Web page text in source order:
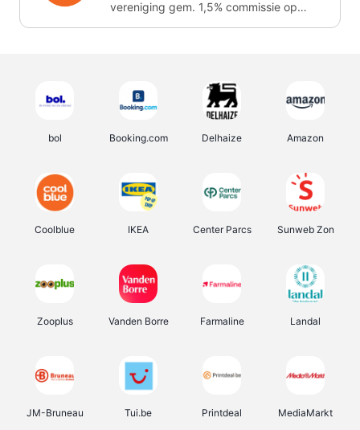
vereniging gem. 1,5% commissie op
bol Booking.com Delhaize Amazon
Coolblue IKEA Center Parcs Sunweb Zon
Zooplus Vanden Borre Farmaline Landal
JM-Bruneau Tui.be Printdeal MediaMarkt